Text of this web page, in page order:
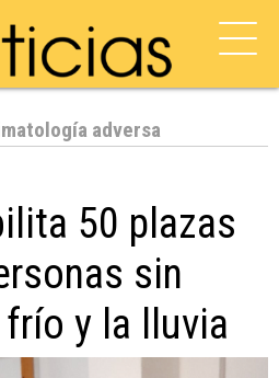
adversa
50 plazas
sin
y la lluvia